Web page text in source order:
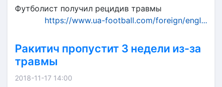
Футболист получил рецидив травмы
https://www.ua-football.com/foreign/engl...
Ракитич пропустит 3 недели из-за
травмы
2018-11-17 14:00